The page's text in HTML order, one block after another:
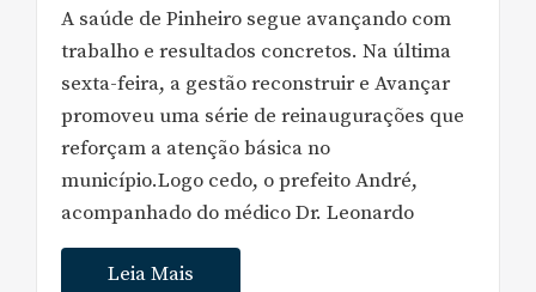
A saúde de Pinheiro segue avançando com
trabalho e resultados concretos. Na última
sexta-feira, a gestão reconstruir e Avançar
promoveu uma série de reinaugurações que
reforçam a atenção básica no
município.Logo cedo, o prefeito André,
acompanhado do médico Dr. Leonardo
Leia Mais